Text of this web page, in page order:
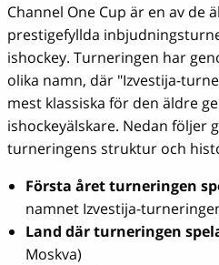
Channel One Cup är en av de
prestigefyllda
ishockey. Turneringen har
olika namn, där "Izvestija-
mest klassiska för den äldre
ishockeyälskare. Nedan följer
turneringens struktur och
Första året turneringen
namnet Izvestija-
Land där turneringen
Moskva)